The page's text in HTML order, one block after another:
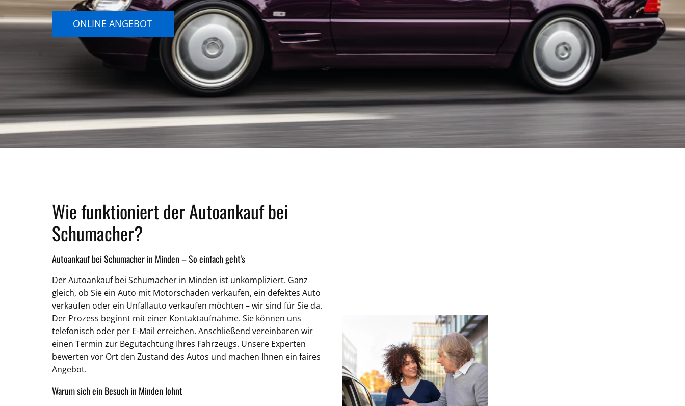
ONLINE ANGEBOT
Wie funktioniert der Autoankauf bei
Schumacher?
Autoankauf bei Schumacher in Minden – So einfach geht's
Der Autoankauf bei Schumacher in Minden ist unkompliziert. Ganz
gleich, ob Sie ein Auto mit Motorschaden verkaufen, ein defektes Auto
verkaufen oder ein Unfallauto verkaufen möchten – wir sind für Sie da.
Der Prozess beginnt mit einer Kontaktaufnahme. Sie können uns
telefonisch oder per E-Mail erreichen. Anschließend vereinbaren wir
einen Termin zur Begutachtung Ihres Fahrzeugs. Unsere Experten
bewerten vor Ort den Zustand des Autos und machen Ihnen ein faires
Angebot.
Warum sich ein Besuch in Minden lohnt